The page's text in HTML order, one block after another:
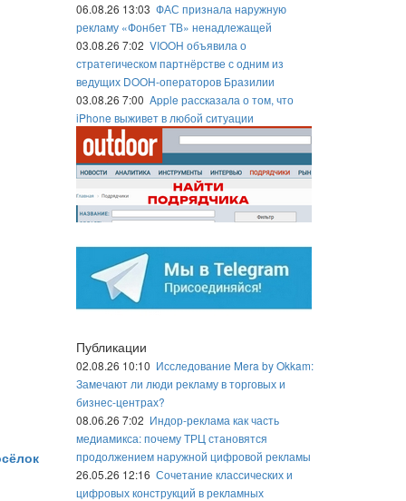
06.08.26 13:03 ФАС признала наружную
рекламу «Фонбет ТВ» ненадлежащей
03.08.26 7:02 VIOOH объявила о
стратегическом партнёрстве с одним из
ведущих DOOH-операторов Бразилии
03.08.26 7:00 Apple рассказала о том, что
iPhone выживет в любой ситуации
Публикации
02.08.26 10:10 Исследование Mera by Okkam:
Замечают ли люди рекламу в торговых и
бизнес-центрах?
08.06.26 7:02 Индор-реклама как часть
медиамикса: почему ТРЦ становятся
продолжением наружной цифровой рекламы
26.05.26 12:16 Сочетание классических и
цифровых конструкций в рекламных